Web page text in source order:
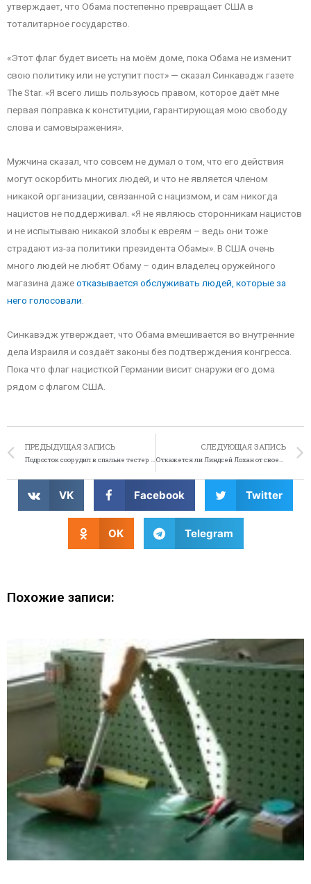
утверждает, что Обама постепенно превращает США в
тоталитарное государство.
«Этот флаг будет висеть на моём доме, пока Обама не изменит
свою политику или не уступит пост» — сказал Синкавэдж газете
The Star. «Я всего лишь пользуюсь правом, которое даёт мне
первая поправка к конституции, гарантирующая мою свободу
слова и самовыражения».
Мужчина сказал, что совсем не думал о том, что его действия
могут оскорбить многих людей, и что не является членом
никакой организации, связанной с нацизмом, и сам никогда
нацистов не поддерживал. «Я не являюсь сторонникам нацистов
и не испытываю никакой злобы к евреям – ведь они тоже
страдают из-за политики президента Обамы». В США очень
много людей не любят Обаму – один владелец оружейного
магазина дажеотказывается обслуживать людей, которые за
него голосовали
Синкавэдж утверждает, что Обама вмешивается во внутренние
дела Израиля и создаёт законы без подтверждения конгресса.
Пока что флаг нацисткой Германии висит снаружи его дома
рядом с флагом США.
ПРЕДЫДУЩАЯ ЗАПИСЬ
Подросток соорудил в спальне тестер ДНК, чтобы узнать, почему его брат рыжий
СЛЕДУЮЩАЯ ЗАПИСЬ
Откажется ли Линдсей Лохан от своей фамилии?
VK Facebook Twitter
OK Telegram
Похожие записи: